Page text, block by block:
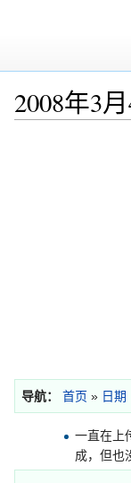
2008年3
导航： 首页 » 日期
一直在上
成，但也